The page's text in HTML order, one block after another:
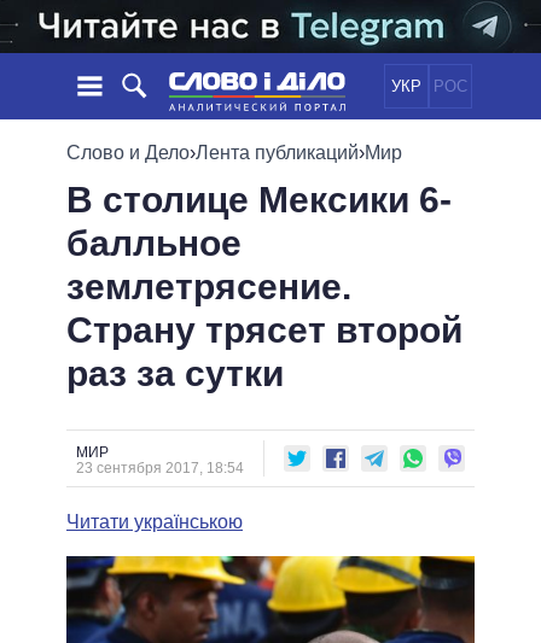
УКР РОС
НОВОСТИ
ЛЕНТА
СОБЫТИЯ
СТАТЬИ
ОБЗОРЫ
ДАЙДЖЕСТЫ
ПОЛИТИКА
ОБЩЕСТВО
ОБЕЩАНИЯ
ПОЛИТИКИ
ВСЕ ПОЛИТИКИ
ПРЕЗИДЕНТ И ОФИС
ВЕРХОВНАЯ РАДА
ГЛАВЫ ОБЛАДМИНИСТРАЦИЙ
МЭРЫ
ВСЕ ПЕРСОНЫ
ИНФОГРАФИКА
ВИДЕО
СРАВНЕНИЕ ПОЛИТИКОВ
Слово и Дело›Лента публикаций›Мир
В столице Мексики 6-
балльное
землетрясение.
Страну трясет второй
раз за сутки
МИР
23 сентября 2017, 18:54
Читати українською